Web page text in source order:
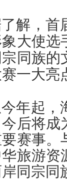
解，首
大使选
同族的
一大亮
年起，
今后将
赛事。
华旅游
同宗同